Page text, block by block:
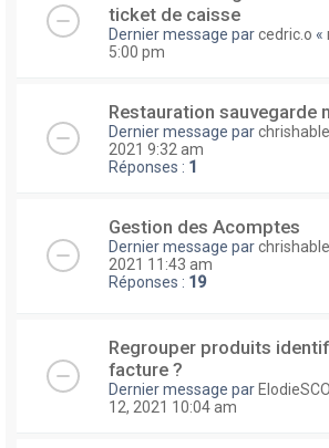
ticket de caisse
Dernier message parcedric.o «
5:00 pm
Restauration sauvegarde
Dernier message par
2021 9:32 am
Réponses : 1
Gestion des Acomptes
Dernier message par
2021 11:43 am
Réponses : 19
Regrouper produits
facture ?
Dernier message par
12, 2021 10:04 am